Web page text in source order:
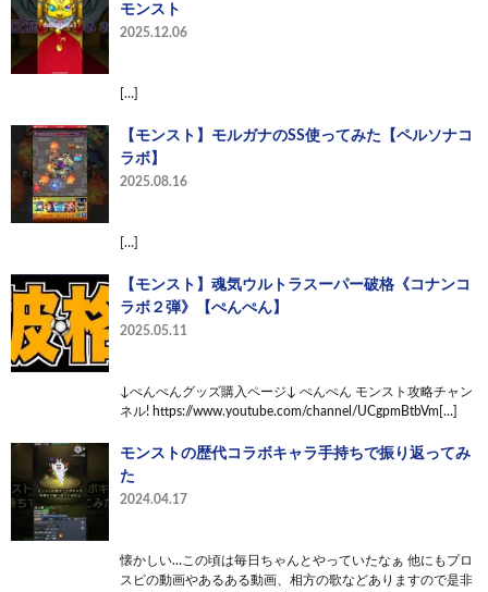
モンスト
2025.12.06
[…]
【モンスト】モルガナのSS使ってみた【ペルソナコ
ラボ】
2025.08.16
[…]
【モンスト】魂気ウルトラスーパー破格《コナンコ
ラボ２弾》【ぺんぺん】
2025.05.11
↓ぺんぺんグッズ購入ページ↓ ぺんぺん モンスト攻略チャン
ネル! https://www.youtube.com/channel/UCgpmBtbVm[…]
モンストの歴代コラボキャラ手持ちで振り返ってみ
た
2024.04.17
懐かしい…この頃は毎日ちゃんとやっていたなぁ 他にもプロ
スピの動画やあるある動画、相方の歌などありますので是非